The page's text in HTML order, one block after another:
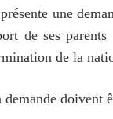
une
de ses
de la
doivent